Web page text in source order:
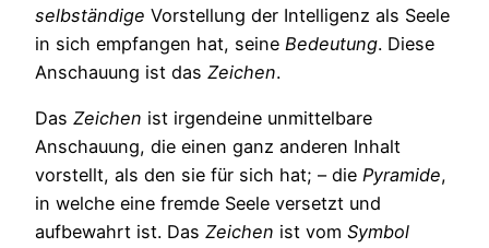
selbständige Vorstellung der Intelligenz als Seele
in sich empfangen hat, seine Bedeutung. Diese
Anschauung ist das Zeichen.
Das Zeichen ist irgendeine unmittelbare
Anschauung, die einen ganz anderen Inhalt
vorstellt, als den sie für sich hat; – die Pyramide,
in welche eine fremde Seele versetzt und
aufbewahrt ist. Das Zeichen ist vom Symbol